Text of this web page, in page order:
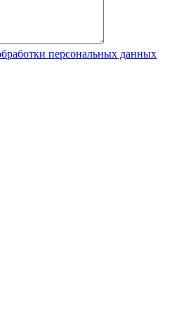
персональных данных